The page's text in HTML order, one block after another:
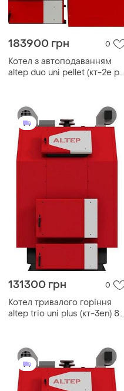
183900 грн 0
Котел з автоподаванням
altep duo uni pellet (кт-2e pg)
131300 грн 0
Котел тривалого горіння
altep trio uni plus (кт-3еn) 80